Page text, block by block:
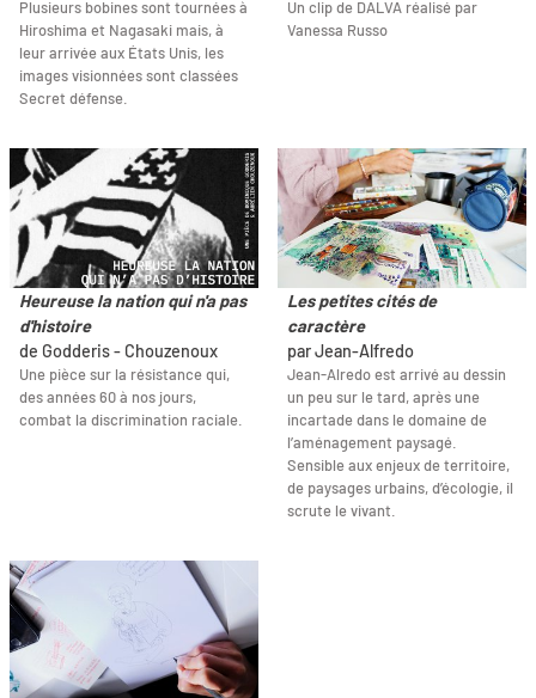
Plusieurs bobines sont tournées à
Hiroshima et Nagasaki mais, à
leur arrivée aux États Unis, les
images visionnées sont classées
Secret défense.
Un clip de DALVA réalisé par
Vanessa Russo
Heureuse la nation qui n'a pas
d'histoire
de Godderis - Chouzenoux
Une pièce sur la résistance qui,
des années 60 à nos jours,
combat la discrimination raciale.
Les petites cités de
caractère
par Jean-Alfredo
Jean-Alredo est arrivé au dessin
un peu sur le tard, après une
incartade dans le domaine de
l’aménagement paysagé.
Sensible aux enjeux de territoire,
de paysages urbains, d’écologie, il
scrute le vivant.